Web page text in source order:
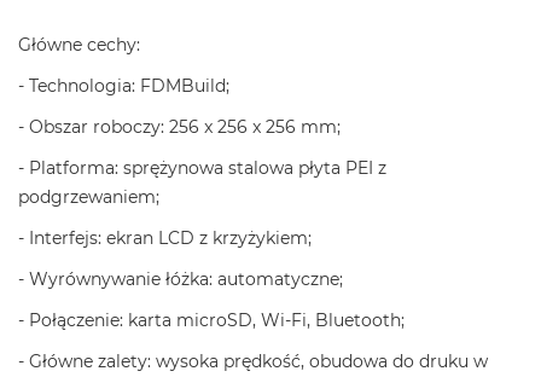
Główne cechy:
- Technologia: FDMBuild;
- Obszar roboczy: 256 x 256 x 256 mm;
- Platforma: sprężynowa stalowa płyta PEI z
podgrzewaniem;
- Interfejs: ekran LCD z krzyżykiem;
- Wyrównywanie łóżka: automatyczne;
- Połączenie: karta microSD, Wi-Fi, Bluetooth;
- Główne zalety: wysoka prędkość, obudowa do druku w